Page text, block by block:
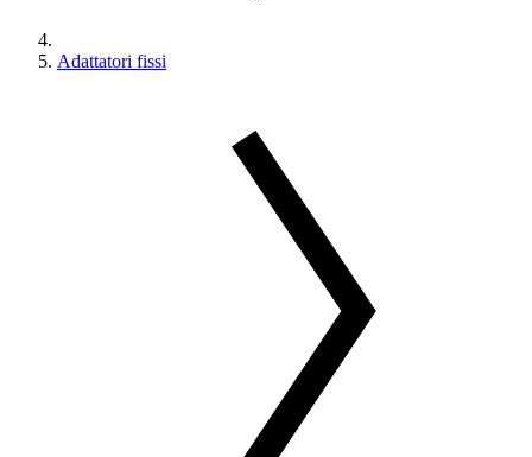
Adattatori fissi